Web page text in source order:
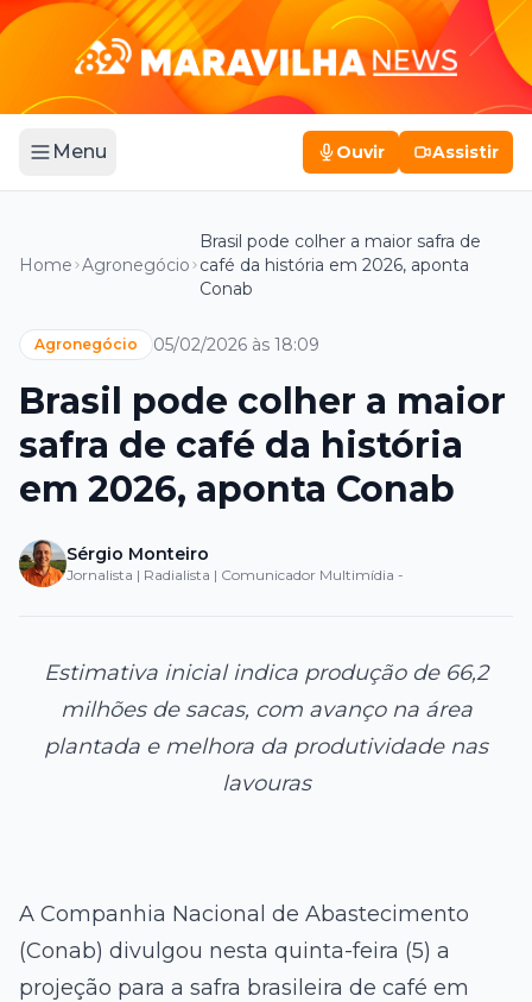
Menu Ouvir Assistir
Home Agronegócio
Brasil pode colher a maior safra de
café da história em 2026, aponta
Conab
Agronegócio 05/02/2026 às 18:09
Brasil pode colher a maior
safra de café da história
em 2026, aponta Conab
Sérgio Monteiro
Jornalista | Radialista | Comunicador Multimídia -
Estimativa inicial indica produção de 66,2
milhões de sacas, com avanço na área
plantada e melhora da produtividade nas
lavouras
A Companhia Nacional de Abastecimento
(Conab) divulgou nesta quinta-feira (5) a
projeção para a safra brasileira de café em